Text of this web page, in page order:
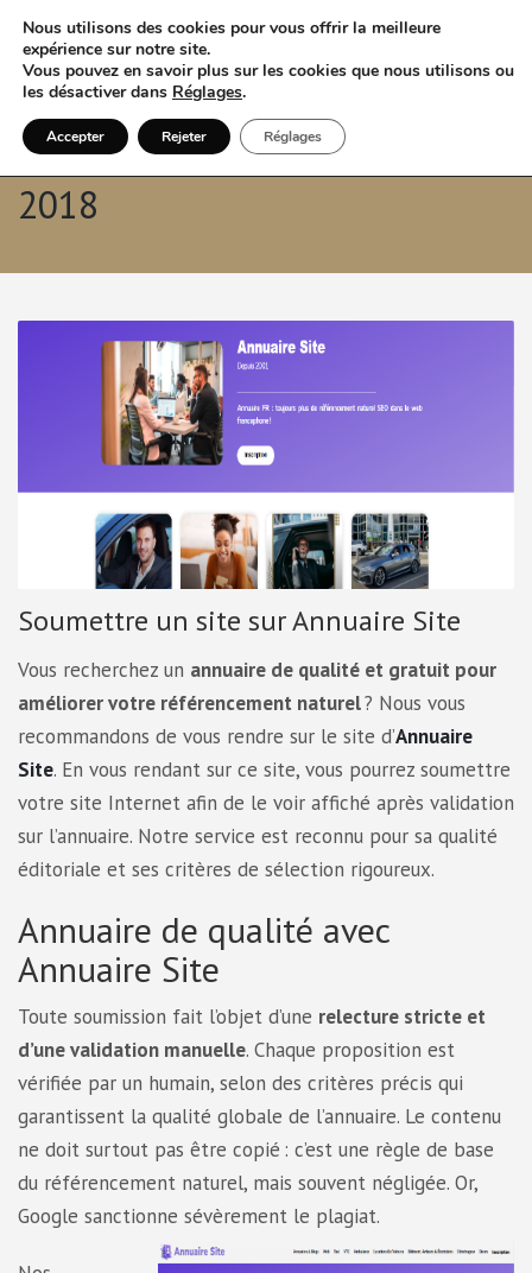
Archives mensuelles: août
2018
Soumettre un site sur Annuaire Site
Vous recherchez un annuaire de qualité et gratuit pour
améliorer votre référencement naturel? Nous vous
recommandons de vous rendre sur le site d’Annuaire
Site. En vous rendant sur ce site, vous pourrez soumettre
votre site Internet afin de le voir affiché après validation
sur l’annuaire. Notre service est reconnu pour sa qualité
éditoriale et ses critères de sélection rigoureux.
Annuaire de qualité avec
Annuaire Site
Toute soumission fait l’objet d’une relecture stricte et
d’une validation manuelle. Chaque proposition est
vérifiée par un humain, selon des critères précis qui
garantissent la qualité globale de l’annuaire. Le contenu
ne doit surtout pas être copié : c’est une règle de base
du référencement naturel, mais souvent négligée. Or,
Google sanctionne sévèrement le plagiat.
Nous utilisons des cookies pour vous offrir la meilleure
expérience sur notre site.
Vous pouvez en savoir plus sur les cookies que nous utilisons ou
les désactiver dans Réglages.
Accepter Rejeter Réglages